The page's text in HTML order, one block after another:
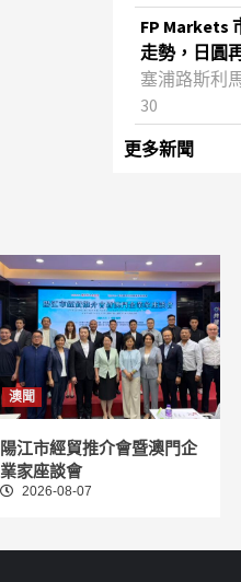
FP Markets
走勢，日圓
塞浦路斯利
30
更多新聞
澳聞
陽江市經貿推介會暨澳門企
業家座談會
2026-08-07